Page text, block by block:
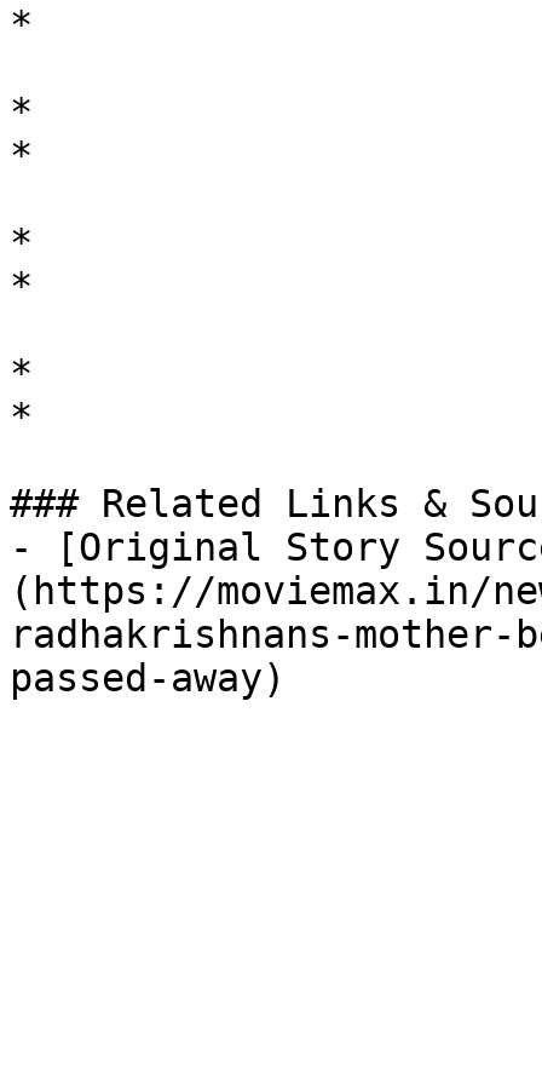
*
*
*
*
*
*
*
### Related Links &
- [Original Story
(https://moviemax.in/
radhakrishnans-mother-
passed-away)